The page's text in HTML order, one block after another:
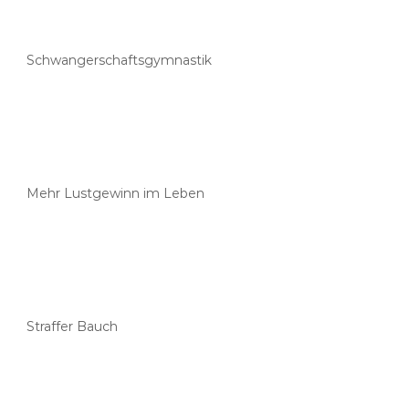
Schwangerschaftsgymnastik
Mehr Lustgewinn im Leben
Straffer Bauch